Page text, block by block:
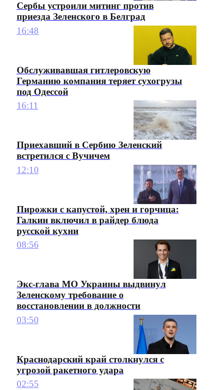
Сербы устроили митинг против
приезда Зеленского в Белград
16:48
Обслуживавшая гитлеровскую
Германию компания теряет сухогрузы
под Одессой
16:11
Приехавший в Сербию Зеленский
встретился с Вучичем
12:10
Пирожки с капустой, хрен и горчица:
Галкин включил в райдер блюда
русской кухни
08:56
Экс-глава МО Украины выдвинул
Зеленскому требование о
восстановлении в должности
03:50
Краснодарский край столкнулся с
угрозой ракетного удара
02:55